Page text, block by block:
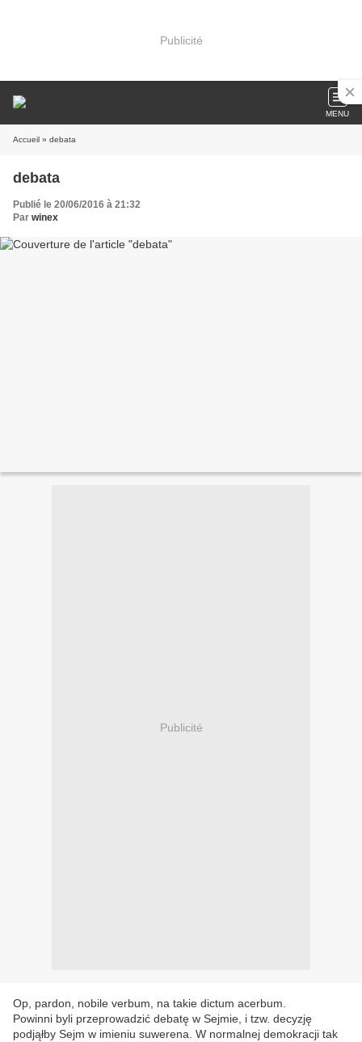
Publicité
MENU
Accueil » debata
debata
Publié le 20/06/2016 à 21:32
Par winex
Publicité
Op, pardon, nobile verbum, na takie dictum acerbum.
Powinni byli przeprowadzić debatę w Sejmie, i tzw. decyzję
podjąłby Sejm w imieniu suwerena. W normalnej demokracji tak